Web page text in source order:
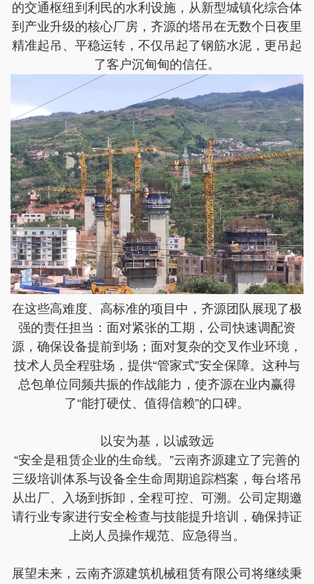
的交通枢纽到利民的水利设施，从新型城镇化综合体
到产业升级的核心厂房，齐源的塔吊在无数个日夜里
精准起吊、平稳运转，不仅吊起了钢筋水泥，更吊起
了客户沉甸甸的信任。
在这些高难度、高标准的项目中，齐源团队展现了极
强的责任担当：面对紧张的工期，公司快速调配资
源，确保设备提前到场；面对复杂的交叉作业环境，
技术人员全程驻场，提供“管家式”安全保障。这种与
总包单位同频共振的作战能力，使齐源在业内赢得
了“能打硬仗、值得信赖”的口碑。
以安为基，以诚致远
“安全是租赁企业的生命线。”云南齐源建立了完善的
三级培训体系与设备全生命周期追踪档案，每台塔吊
从出厂、入场到拆卸，全程可控、可溯。公司定期邀
请行业专家进行安全检查与技能提升培训，确保持证
上岗人员操作规范、应急得当。
展望未来，云南齐源建筑机械租赁有限公司将继续秉